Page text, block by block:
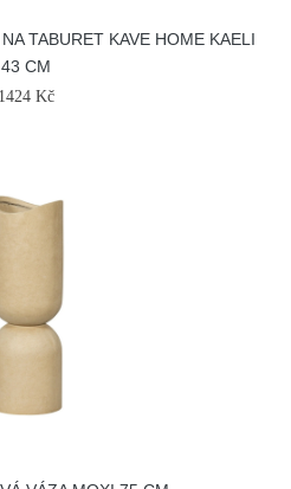
TABURET KAVE HOME KAELI
43 CM
1424 Kč